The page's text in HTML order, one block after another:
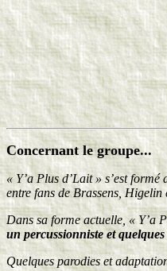
Concernant le groupe...
« Y’a Plus d’Lait » s’est
entre fans de Brassens,
Dans sa forme actuelle, « Y’a
un percussionniste et
Quelques parodies et